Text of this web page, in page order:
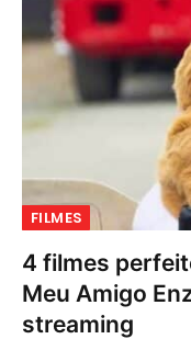
FILMES
4 filmes
Meu Amigo
streaming